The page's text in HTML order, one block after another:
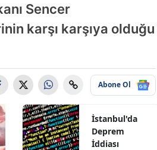
Sencer
karşı karşıya olduğu
Abone Ol
İstanbul'da
Deprem
İddiası